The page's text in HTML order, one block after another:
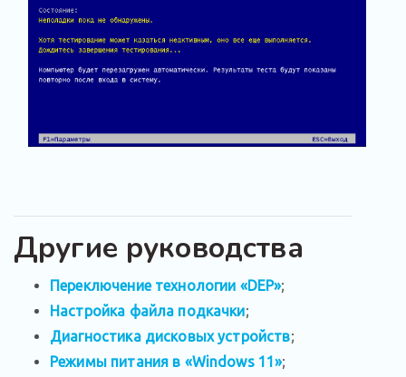
Другие руководства
Переключение технологии «DEP»;
Настройка файла подкачки;
Диагностика дисковых устройств;
Режимы питания в «Windows 11»;